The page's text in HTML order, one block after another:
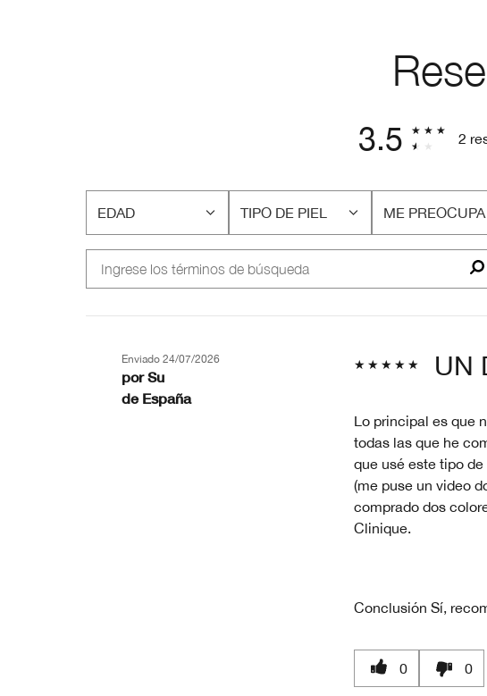
3.5 2
EDAD
FILTRAR
EDAD
TIPO DE PIEL
FILTRAR
TIPO
PIEL
ME PREOCUPA
FILTRAR
EN
UN
Enviado 24/07/2026
por Su
de España
Lo principal es que
todas las que he
que usé este tipo
(me puse un video
comprado dos
Clinique.
Conclusión Sí,
0 0